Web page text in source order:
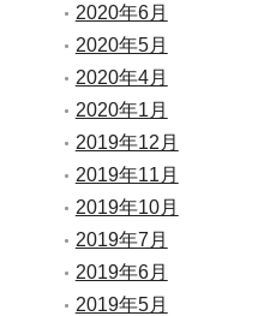
2020年6月
2020年5月
2020年4月
2020年1月
2019年12月
2019年11月
2019年10月
2019年7月
2019年6月
2019年5月